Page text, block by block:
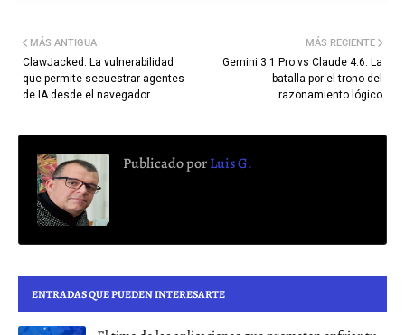
MÁS RECIENTE
Gemini 3.1 Pro vs Claude 4.6: La
batalla por el trono del
razonamiento lógico
MÁS ANTIGUA
ClawJacked: La vulnerabilidad
que permite secuestrar agentes
de IA desde el navegador
Publicado porLuis G.
ENTRADAS QUE PUEDEN INTERESARTE